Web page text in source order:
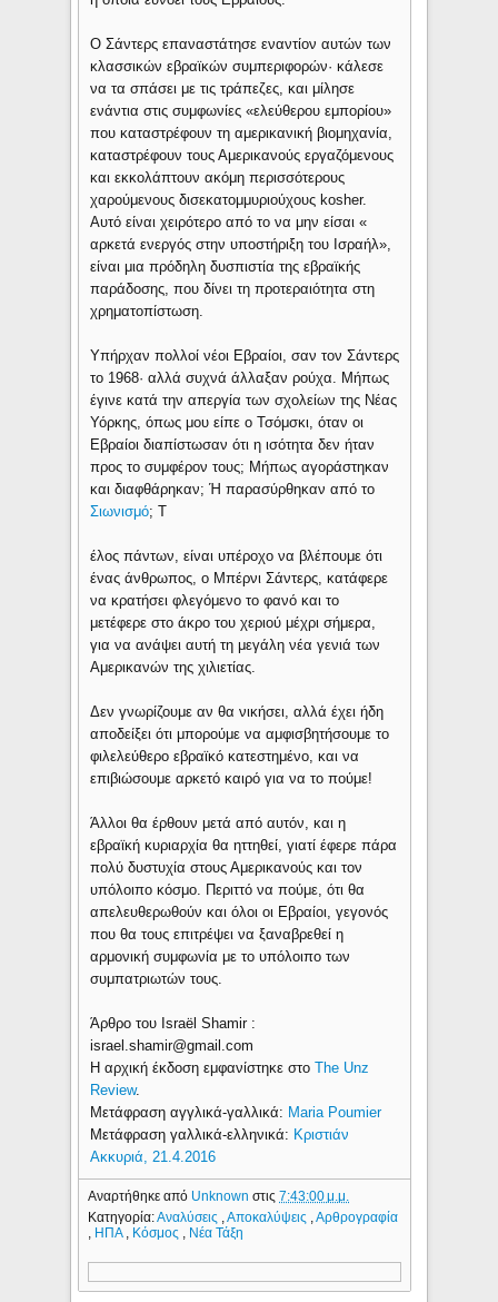
Ο Σάντερς επαναστάτησε εναντίον αυτών των
κλασσικών εβραϊκών συμπεριφορών· κάλεσε
να τα σπάσει με τις τράπεζες, και μίλησε
ενάντια στις συμφωνίες «ελεύθερου εμπορίου»
που καταστρέφουν τη αμερικανική βιομηχανία,
καταστρέφουν τους Αμερικανούς εργαζόμενους
και εκκολάπτουν ακόμη περισσότερους
χαρούμενους δισεκατομμυριούχους kosher.
Αυτό είναι χειρότερο από το να μην είσαι «
αρκετά ενεργός στην υποστήριξη του Ισραήλ»,
είναι μια πρόδηλη δυσπιστία της εβραϊκής
παράδοσης, που δίνει τη προτεραιότητα στη
χρηματοπίστωση.
Υπήρχαν πολλοί νέοι Εβραίοι, σαν τον Σάντερς
το 1968· αλλά συχνά άλλαξαν ρούχα. Μήπως
έγινε κατά την απεργία των σχολείων της Νέας
Υόρκης, όπως μου είπε ο Τσόμσκι, όταν οι
Εβραίοι διαπίστωσαν ότι η ισότητα δεν ήταν
προς το συμφέρον τους; Μήπως αγοράστηκαν
και διαφθάρηκαν; Ή παρασύρθηκαν από το
Σιωνισμό; Τ
έλος πάντων, είναι υπέροχο να βλέπουμε ότι
ένας άνθρωπος, ο Μπέρνι Σάντερς, κατάφερε
να κρατήσει φλεγόμενο το φανό και το
μετέφερε στο άκρο του χεριού μέχρι σήμερα,
για να ανάψει αυτή τη μεγάλη νέα γενιά των
Αμερικανών της χιλιετίας.
Δεν γνωρίζουμε αν θα νικήσει, αλλά έχει ήδη
αποδείξει ότι μπορούμε να αμφισβητήσουμε το
φιλελεύθερο εβραϊκό κατεστημένο, και να
επιβιώσουμε αρκετό καιρό για να το πούμε!
Άλλοι θα έρθουν μετά από αυτόν, και η
εβραϊκή κυριαρχία θα ηττηθεί, γιατί έφερε πάρα
πολύ δυστυχία στους Αμερικανούς και τον
υπόλοιπο κόσμο. Περιττό να πούμε, ότι θα
απελευθερωθούν και όλοι οι Εβραίοι, γεγονός
που θα τους επιτρέψει να ξαναβρεθεί η
αρμονική συμφωνία με το υπόλοιπο των
συμπατριωτών τους.
Άρθρο του Israël Shamir :
israel.shamir@gmail.com
Η αρχική έκδοση εμφανίστηκε στοThe Unz
Review.
Μετάφραση αγγλικά-γαλλικά: Maria Poumier
Μετάφραση γαλλικά-ελληνικά: Κριστιάν
Ακκυριά, 21.4.2016
Αναρτήθηκε από Unknownστις7:43:00 μ.μ.
Κατηγορία:Αναλύσεις ,Αποκαλύψεις ,Αρθρογραφία
, ΗΠΑ , Κόσμος , Νέα Τάξη